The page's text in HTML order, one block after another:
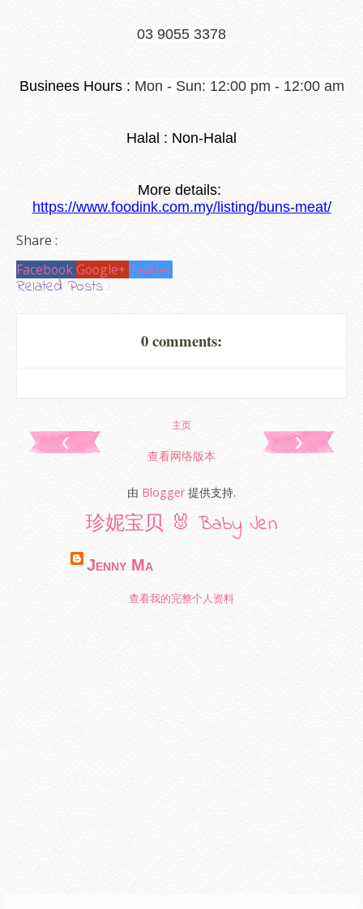
03 9055 3378
Businees Hours : Mon - Sun: 12:00 pm - 12:00 am
Halal : Non-Halal
More details
https://www.foodink.com.my/listing/buns-meat/
Share :
Facebook Google+ Twitter
Related Posts :
0 comments:
‹ ›
主页
查看网络版本
由 Blogger提供支持.
珍妮宝贝 🐰 Baby Jen
Jenny Ma
查看我的完整个人资料